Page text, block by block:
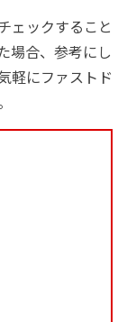
ェックすること
場合、参考にし
軽にファストド